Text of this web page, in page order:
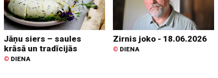
Jāņu siers – saules
krāsā un tradīcijās
© DIENA
Zirnis joko - 18.06.2026
© DIENA